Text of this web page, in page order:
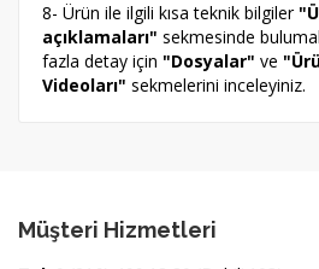
8- Ürün ile ilgili kısa teknik bilgiler
açıklamaları" sekmesinde
fazla detay için "Dosyalar" ve
Videoları" sekmelerini inceleyiniz.
Müşteri Hizmetleri